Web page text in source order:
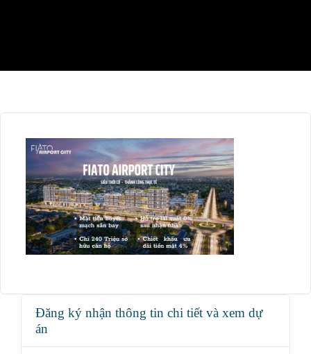
Đăng ký nhận thông tin chi tiết và xem dự
án